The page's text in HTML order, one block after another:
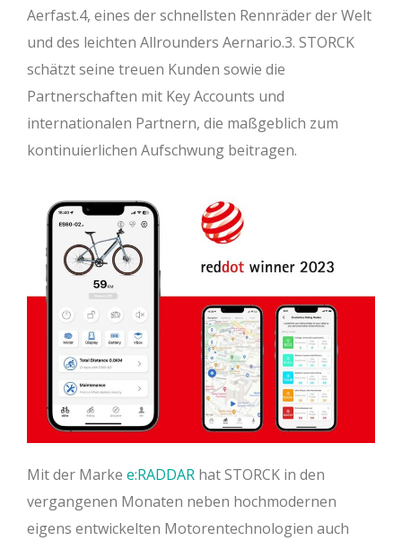
Aerfast.4, eines der schnellsten Rennräder der Welt
und des leichten Allrounders Aernario.3. STORCK
schätzt seine treuen Kunden sowie die
Partnerschaften mit Key Accounts und
internationalen Partnern, die maßgeblich zum
kontinuierlichen Aufschwung beitragen.
Mit der Marke e:RADDAR hat STORCK in den
vergangenen Monaten neben hochmodernen
eigens entwickelten Motorentechnologien auch